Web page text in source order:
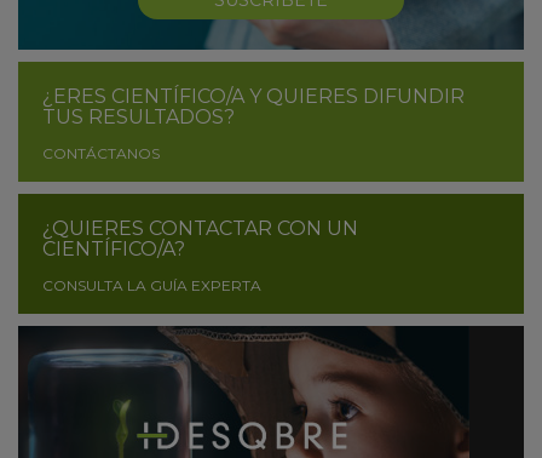
¿ERES CIENTÍFICO/A Y QUIERES DIFUNDIR
TUS RESULTADOS?
CONTÁCTANOS
¿QUIERES CONTACTAR CON UN
CIENTÍFICO/A?
CONSULTA LA GUÍA EXPERTA